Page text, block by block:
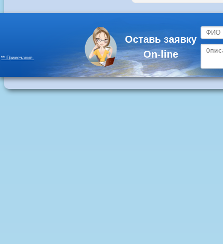
** Примечание.
Оставь заявку
On-line